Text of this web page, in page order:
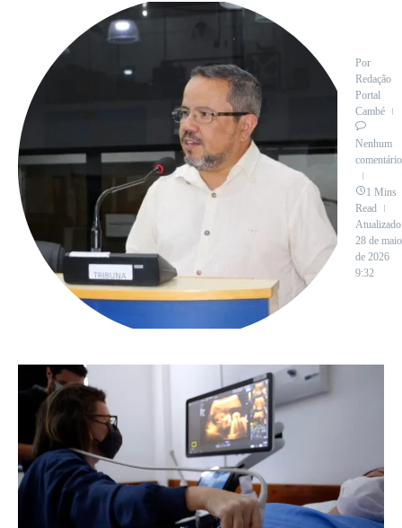
Por
Redação
Portal
Cambé
Nenhum
comentário
1 Mins
Read
28 de maio
de 2026
9:32